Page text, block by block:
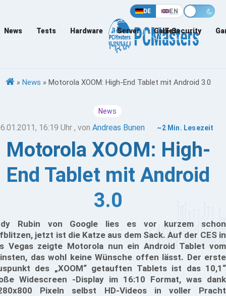
DE EN
News Tests Hardware Server Games
IT-Security
» News » Motorola XOOM: High-End Tablet mit Android 3.0
News
16:19 Uhr , vonAndreas Bunen ~2 Min. Lesezeit
Motorola XOOM: High-
End Tablet mit Android
3.0
Rubin von Google lies es vor kurzem schon
jetzt ist die Katze aus dem Sack. Auf der CES in
Vegas zeigte Motorola nun ein Android Tablet vom
das wohl keine Wünsche offen lässt. Der erste
des „XOOM“ getauften Tablets ist das 10,1“
Widescreen -Display im 16:10 Format, was dank
Pixeln selbst HD-Videos in voller Pracht